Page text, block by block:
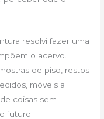
resolvi fazer uma
o acervo.
de piso, restos
móveis a
coisas sem
futuro.